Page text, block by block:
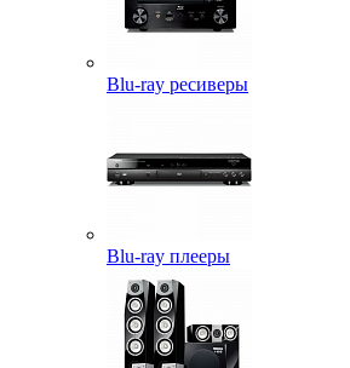
Blu-ray ресиверы
Blu-ray плееры